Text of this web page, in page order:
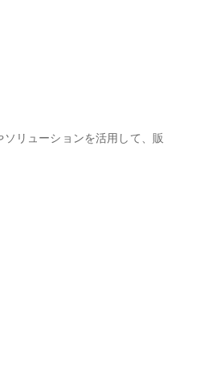
リューションを活用して、販